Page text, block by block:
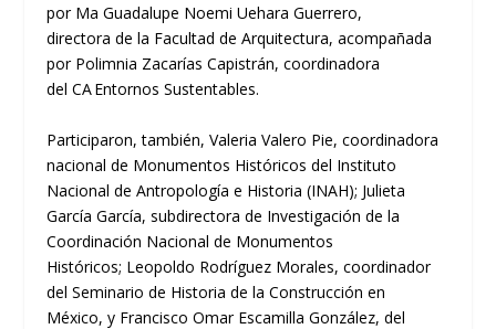
por Ma Guadalupe Noemi Uehara Guerrero,
directora de la Facultad de Arquitectura, acompañada
por Polimnia ZacaríasCapistrán, coordinadora
del CAEntornos Sustentables.
Participaron, también, Valeria Valero Pie, coordinadora
nacional de Monumentos Históricos del Instituto
Nacional de Antropología e Historia (INAH); Julieta
GarcíaGarcía, subdirectora de Investigación de la
Coordinación Nacional de Monumentos
Históricos; Leopoldo Rodríguez Morales, coordinador
del Seminario de Historia de la Construcción en
México, y Francisco Omar Escamilla González, del